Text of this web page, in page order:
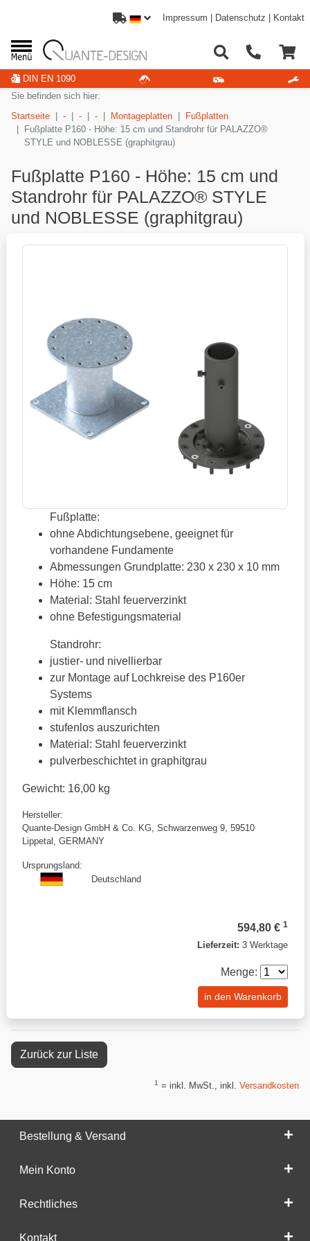
Impressum Datenschutz Kontakt
DIN EN 1090
Sie befinden sich hier:
Startseite
- - - Montageplatten
Fußplatten
Fußplatte P160 - Höhe: 15 cm und Standrohr für PALAZZO®
STYLE und NOBLESSE (graphitgrau)
Fußplatte P160 - Höhe: 15 cm und
Standrohr für PALAZZO® STYLE
und NOBLESSE (graphitgrau)
Fußplatte:
ohne Abdichtungsebene, geeignet für
vorhandene Fundamente
Abmessungen Grundplatte: 230 x 230 x 10 mm
Höhe: 15 cm
Material: Stahl feuerverzinkt
ohne Befestigungsmaterial
Standrohr:
justier- und nivellierbar
zur Montage auf Lochkreise des P160er
Systems
mit Klemmflansch
stufenlos auszurichten
Material: Stahl feuerverzinkt
pulverbeschichtet in graphitgrau
Gewicht: 16,00 kg
Hersteller:
Quante-Design GmbH & Co. KG, Schwarzenweg 9, 59510
Lippetal, GERMANY
Ursprungsland:
Deutschland
594,80 € 1
Lieferzeit: 3 Werktage
Menge:
in den Warenkorb
Zurück zur Liste
1 = inkl. MwSt., inkl. Versandkosten
Bestellung & Versand
Mein Konto
Rechtliches
Kontakt